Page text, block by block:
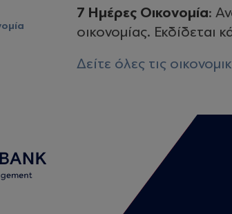
7 Ημέρες Οικονομία:
οικονομίας. Εκδίδεται
Δείτε όλες τις